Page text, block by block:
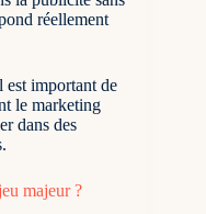
réellement
est important de
le marketing
dans des
majeur ?